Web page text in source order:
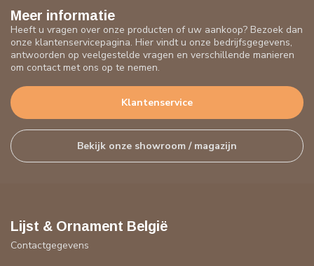
Meer informatie
Heeft u vragen over onze producten of uw aankoop? Bezoek dan
onze klantenservicepagina. Hier vindt u onze bedrijfsgegevens,
antwoorden op veelgestelde vragen en verschillende manieren
om contact met ons op te nemen.
Klantenservice
Bekijk onze showroom / magazijn
Lijst & Ornament België
Contactgegevens